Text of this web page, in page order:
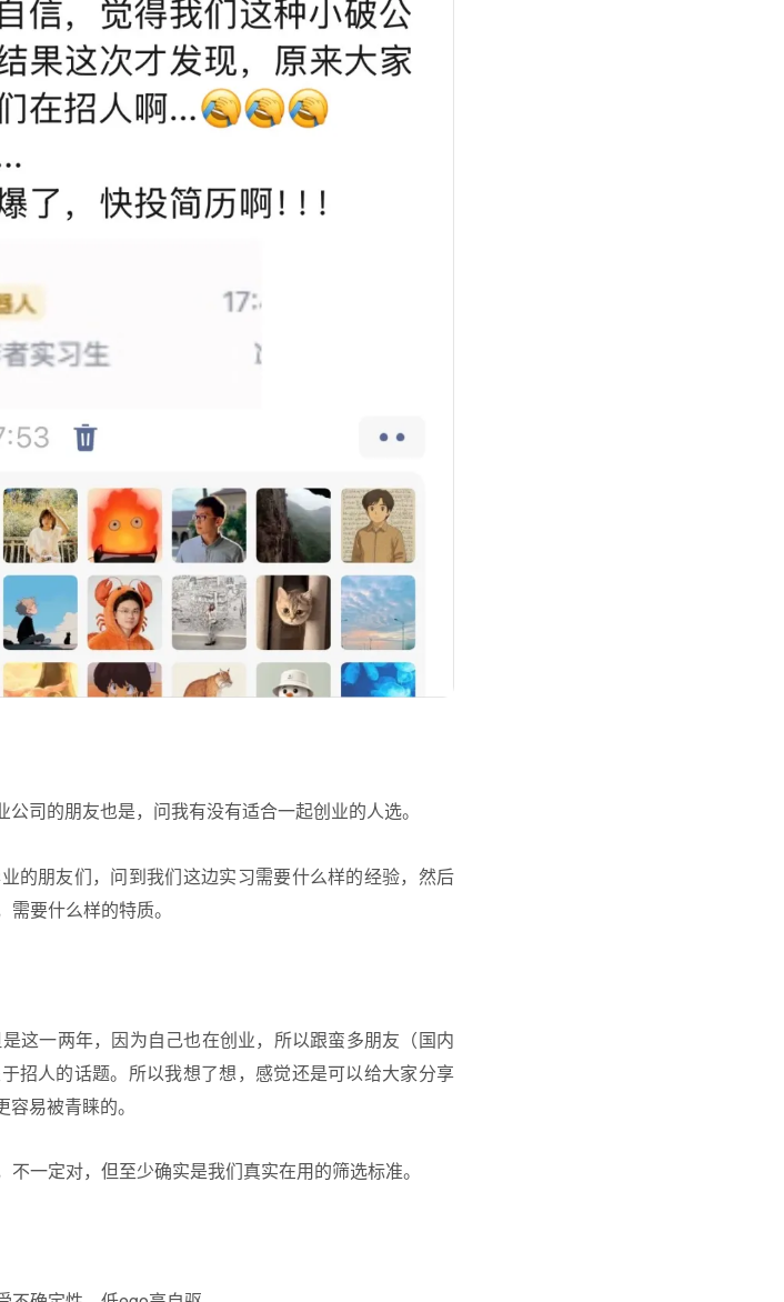
司的朋友也是，问我有没有适合一起创业的人选。
的朋友们，问到我们这边实习需要什么样的经验，然后
要什么样的特质。
这一两年，因为自己也在创业，所以跟蛮多朋友（国内
招人的话题。所以我想了想，感觉还是可以给大家分享
易被青睐的。
一定对，但至少确实是我们真实在用的筛选标准。